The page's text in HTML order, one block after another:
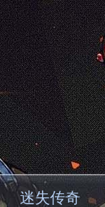
迷失传奇